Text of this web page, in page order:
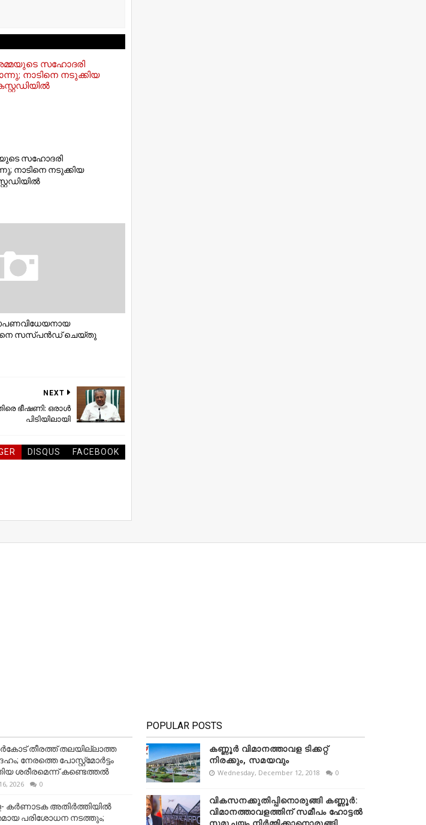
സഹോദരി
നാടിനെ നടുക്കിയ
സസ്പൻഡ് ചെയ്തു
NEXT
ഭീഷണി: ഒരാള്‍
പിടിയിലായി
DISQUS FACEBOOK
തീരത്ത് തലയില്ലാത്ത
നേരത്തെ പോസ്റ്റ്‌മോർട്ടം
ശരീരമെന്ന് കണ്ടെത്തൽ
2026 0
കർണാടക അതിർത്തിയിൽ
പരിശോധന നടത്തും;
POPULAR POSTS
കണ്ണൂർ വിമാനത്താവള ടിക്കറ്റ്
നിരക്കും, സമയവും
Wednesday, December 12, 2018 0
വികസനക്കുതിപ്പിനൊരുങ്ങി കണ്ണൂർ:
വിമാനത്താവളത്തിന് സമീപം ഹോട്ടൽ